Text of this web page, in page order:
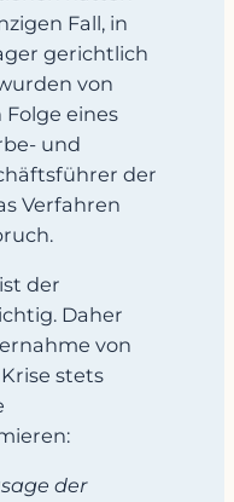
Fall, in
gerichtlich
von
eines
und
der
Verfahren
der
Daher
von
stets
der